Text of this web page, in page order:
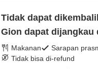
Tidak dapat
Gion dapat dijangkau
sarapan】 [Sarapan
Makanan Sarapan
Tidak bisa di-refund